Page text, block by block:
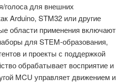
голоса для внешних
Arduino, STM32 или другие
области применения включают
для STEM-образования,
и проекты с поддержкой
обрабатывает восприятие и
MCU управляет движением и